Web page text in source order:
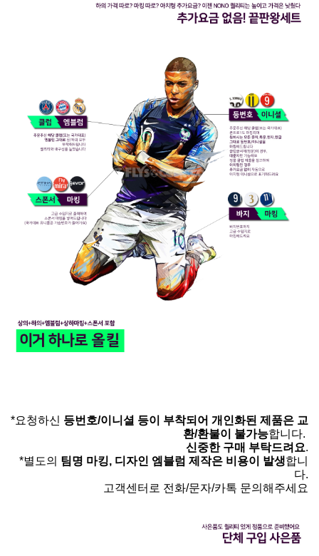
*요청하신 등번호/이니셜 등이 부착되어 개인화된 제품은 교
환/환불이 불가능합니다.
신중한 구매 부탁드려요.
*별도의 팀명 마킹, 디자인 엠블럼 제작은 비용이 발생합니
다.
고객센터로 전화/문자/카톡 문의해주세요